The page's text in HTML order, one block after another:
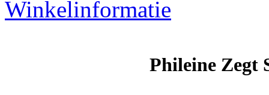
Winkelinformatie
Phileine Zegt